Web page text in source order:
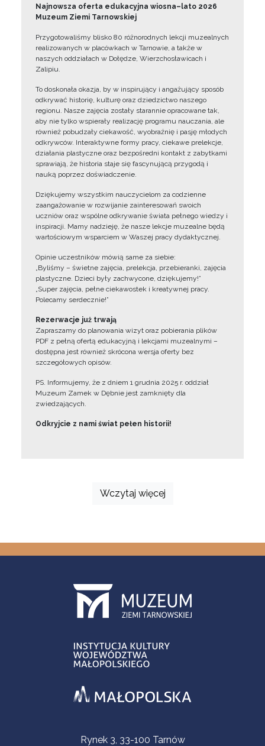
Najnowsza oferta edukacyjna wiosna–lato 2026
Muzeum Ziemi Tarnowskiej
Przygotowaliśmy blisko 80 różnorodnych lekcji muzealnych
realizowanych w placówkach w Tarnowie, a także w
naszych oddziałach w Dołędze, Wierzchosławicach i
Zalipiu.
To doskonała okazja, by w inspirujący i angażujący sposób
odkrywać historię, kulturę oraz dziedzictwo naszego
regionu. Nasze zajęcia zostały starannie opracowane tak,
aby nie tylko wspierały realizację programu nauczania, ale
również pobudzały ciekawość, wyobraźnię i pasję młodych
odkrywców. Interaktywne formy pracy, ciekawe prelekcje,
działania plastyczne oraz bezpośredni kontakt z zabytkami
sprawiają, że historia staje się fascynującą przygodą i
nauką poprzez doświadczenie.
Dziękujemy wszystkim nauczycielom za codzienne
zaangażowanie w rozwijanie zainteresowań swoich
uczniów oraz wspólne odkrywanie świata pełnego wiedzy i
inspiracji. Mamy nadzieję, że nasze lekcje muzealne będą
wartościowym wsparciem w Waszej pracy dydaktycznej.
Opinie uczestników mówią same za siebie:
„Byliśmy – świetne zajęcia, prelekcja, przebieranki, zajęcia
plastyczne. Dzieci były zachwycone, dziękujemy!”
„Super zajęcia, pełne ciekawostek i kreatywnej pracy.
Polecamy serdecznie!”
Rezerwacje już trwają
Zapraszamy do planowania wizyt oraz pobierania plików
PDF z pełną ofertą edukacyjną i lekcjami muzealnymi –
dostępna jest również skrócona wersja oferty bez
szczegółowych opisów.
PS. Informujemy, że z dniem 1 grudnia 2025 r. oddział
Muzeum Zamek w Dębnie jest zamknięty dla
zwiedzających.
Odkryjcie z nami świat pełen historii!
Wczytaj więcej
Informacje kontaktoweRynek 3, 33-100 Tarnów